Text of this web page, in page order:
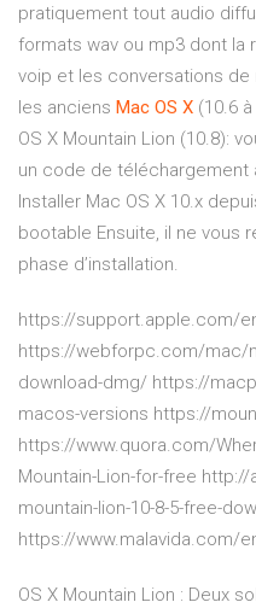
pratiquement tout audio
formats wav ou mp3 dont la
voip et les conversations
les anciens Mac OS X (10.6
OS X Mountain Lion (10.8):
un code de téléchargement
Installer Mac OS X 10.x
bootable Ensuite, il ne vous
phase d’installation.
https://support.apple.com/
https://webforpc.com/mac/
download-dmg/ https://
macos-versions https://
https://www.quora.com/
Mountain-Lion-for-free
mountain-lion-10-8-5-free-
https://www.malavida.com/
OS X Mountain Lion : Deux